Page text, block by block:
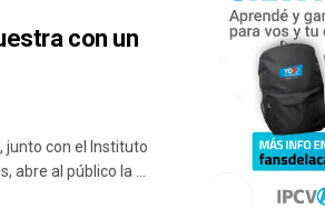
con un
junto con el Instituto
abre al público la ...